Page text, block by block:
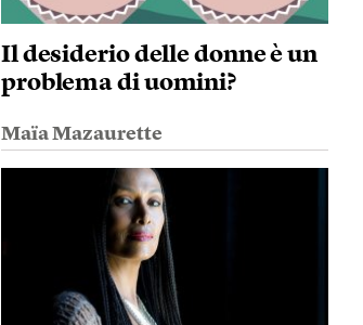
Il desiderio delle donne è un
problema di uomini?
Maïa Mazaurette